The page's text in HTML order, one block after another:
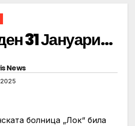
31 Јануари…
News
болница „Лок“ била